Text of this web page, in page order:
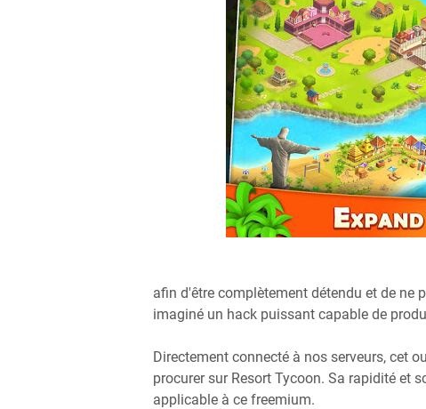
afin d'être complètement détendu et de ne
imaginé un hack puissant capable de
Directement connecté à nos serveurs, cet
procurer sur Resort Tycoon. Sa rapidité et
applicable à ce freemium.